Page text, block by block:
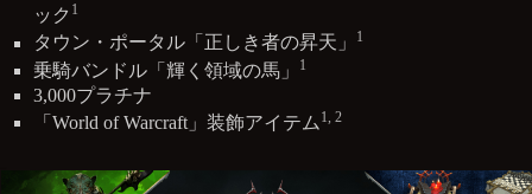
ック 1
タウン・ポータル「正しき者の昇天」 1
乗騎バンドル「輝く領域の馬」 1
3,000プラチナ
「World of Warcraft」装飾アイテム 1, 2